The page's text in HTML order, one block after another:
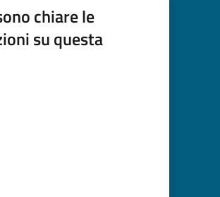
chiare le
su questa